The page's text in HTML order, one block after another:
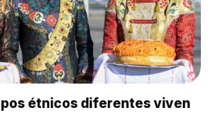
étnicos diferentes viven